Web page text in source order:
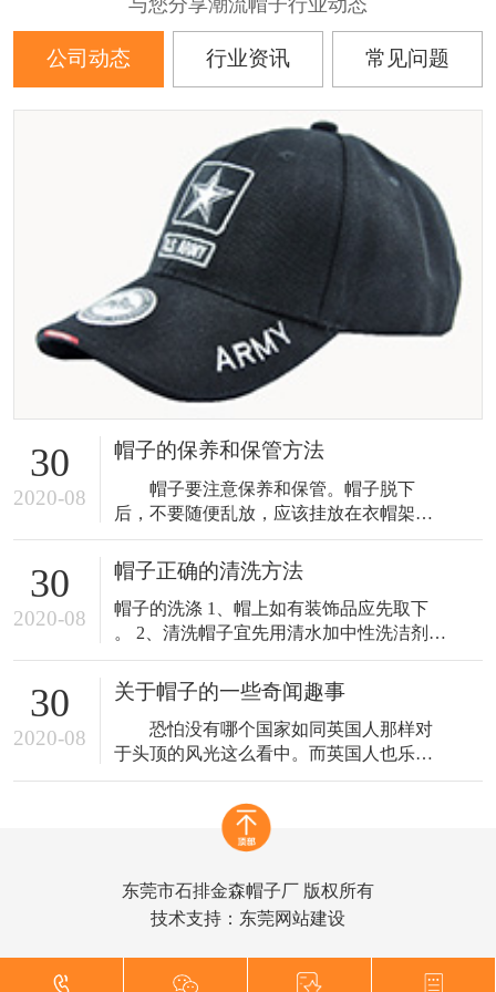
与您分享潮流帽子行业动态
公司动态 行业资讯 常见问题
30
2020-08
帽子的保养和保管方法
帽子要注意保养和保管。帽子脱下
后，不要随便乱放，应该挂放在衣帽架
上，或者衣钩上，上面不要压重物，以免
走样变形 。帽子戴久了，帽子的里外会沾
上油垢、污物，要及时洗刷掉。 帽衬可以
拆下洗净，再绷上，以免帽衬上的汗污受
潮发霉，影响帽子 寿命。帽子上的灰要经
常刷。粘附在帽面上的污泥、油垢， 可用
软刷蘸上
30
2020-08
帽子正确的清洗方法
帽子的洗涤 1、帽上如有装饰品应先取下
。 2、清洗帽子宜先用清水加中性洗洁剂稍
为浸泡 。 3、用软性刷子轻轻刷洗 。 4、
内圈汗带部份〈与头圈接触之部份〉多刷
洗几次，以彻底洗净汗 垢及细菌，当然，
如果您选用的是抗菌防臭材质？那此步骤
就免了。 5、将帽子折合成四瓣，轻轻甩掉
水分，
30
2020-08
关于帽子的一些奇闻趣事
恐怕没有哪个国家如同英国人那样对
于头顶的风光这么看中。而英国人也乐于
保持这类遗风，已经有百年历史的Ascot皇
家赛马会，成了英国有名的帽子盛会。在
这段日子里，上至女皇，皇室，下至平民
百姓，每个前去参加的人都会精心装扮一
会对自己头顶的帽子好好琢磨一番。势必
让自己
东莞市石排金森帽子厂 版权所有
技术支持： 东莞网站建设